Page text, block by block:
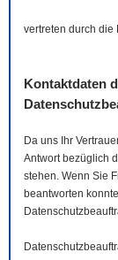
vertreten durch die
Kontaktdaten
Da uns Ihr
Antwort bezüglich
stehen. Wenn Sie
beantworten